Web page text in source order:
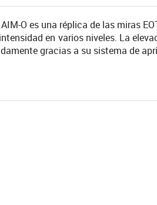
O es una réplica de las miras
en varios niveles. La
gracias a su sistema de